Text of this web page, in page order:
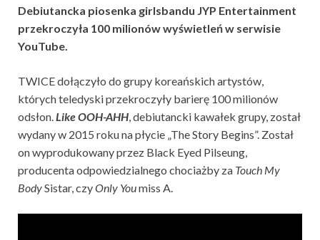
Debiutancka piosenka girlsbandu JYP Entertainment
przekroczyła 100 milionów wyświetleń w serwisie
YouTube.
TWICE dołączyło do grupy koreańskich artystów,
których teledyski przekroczyły barierę 100 milionów
odsłon.Like OOH-AHH, debiutancki kawałek grupy, został
wydany w 2015 roku na płycie „The Story Begins”. Został
on wyprodukowany przez Black Eyed Pilseung,
producenta odpowiedzialnego chociażby za Touch My
BodySistar, czyOnly Youmiss A.